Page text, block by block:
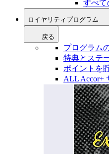
すべて
ロイヤリティプログラム
戻る
プログラム
特典とステ
ポイントを
ALL Accor+